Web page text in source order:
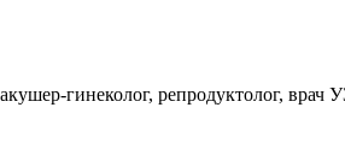
гинеколог, репродуктолог, врач